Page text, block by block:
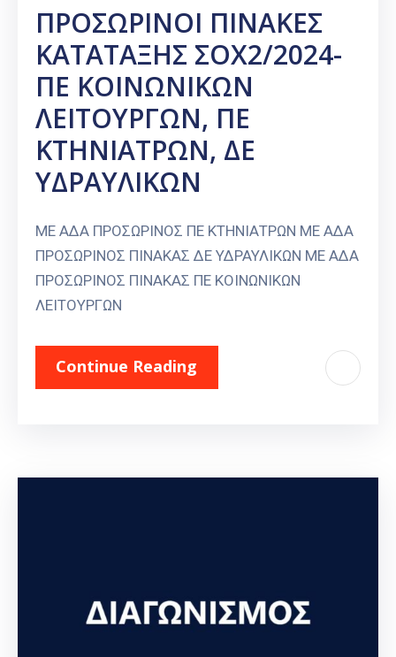
ΠΡΟΣΩΡΙΝΟΙ ΠΙΝΑΚΕΣ
ΚΑΤΑΤΑΞΗΣ ΣΟΧ2/2024-
ΠΕ ΚΟΙΝΩΝΙΚΩΝ
ΛΕΙΤΟΥΡΓΩΝ, ΠΕ
ΚΤΗΝΙΑΤΡΩΝ, ΔΕ
ΥΔΡΑΥΛΙΚΩΝ
ΜΕ ΑΔΑ ΠΡΟΣΩΡΙΝΟΣ ΠΕ ΚΤΗΝΙΑΤΡΩΝ ΜΕ ΑΔΑ
ΠΡΟΣΩΡΙΝΟΣ ΠΙΝΑΚΑΣ ΔΕ ΥΔΡΑΥΛΙΚΩΝ ΜΕ ΑΔΑ
ΠΡΟΣΩΡΙΝΟΣ ΠΙΝΑΚΑΣ ΠΕ ΚΟΙΝΩΝΙΚΩΝ
ΛΕΙΤΟΥΡΓΩΝ
Continue Reading